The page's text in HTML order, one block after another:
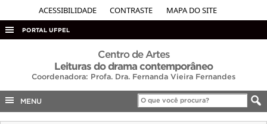
ACESSIBILIDADE CONTRASTE MAPA DO SITE
PORTAL UFPEL
ACESSO À INFORMAÇÃO
AUDITORIA
COBALTO
CONCURSOS
Centro de Artes
Leituras do drama contemporâneo
Coordenadora: Profa. Dra. Fernanda Vieira Fernandes
MENU